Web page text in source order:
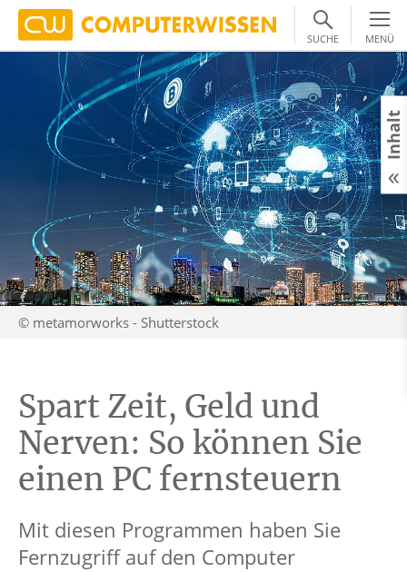
SUCHE MENÜ
© metamorworks - Shutterstock
Spart Zeit, Geld und
Nerven: So können Sie
einen PC fernsteuern
Mit diesen Programmen haben Sie
Fernzugriff auf den Computer
Inhalt